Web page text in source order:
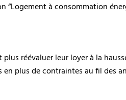
“Logement à consommation
réévaluer leur loyer à la
plus de contraintes au fil des